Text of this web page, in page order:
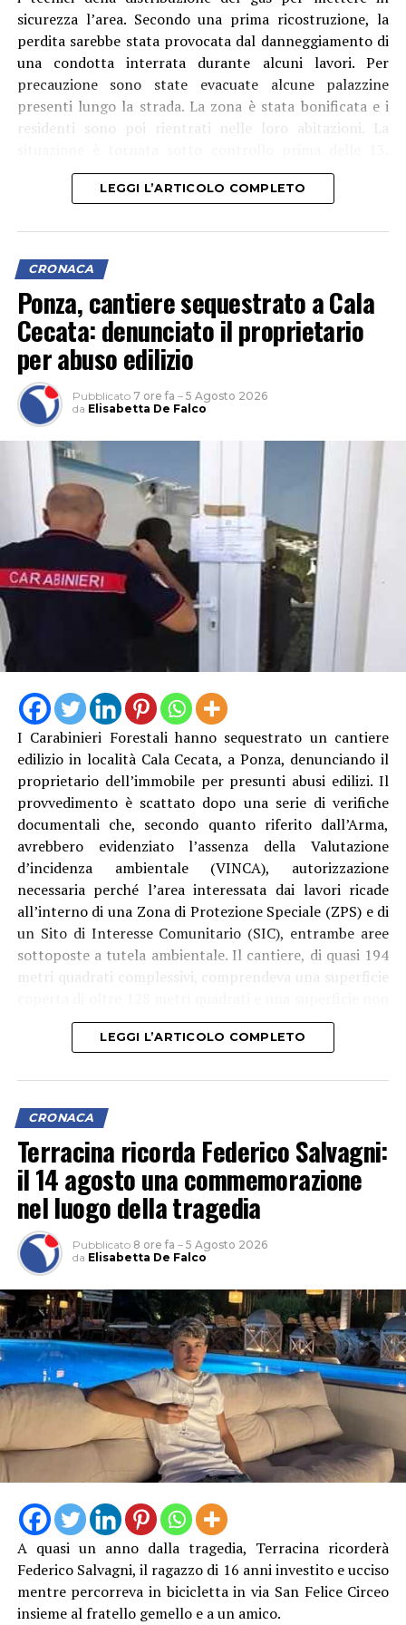
sicurezza l’area. Secondo una prima ricostruzione, la
perdita sarebbe stata provocata dal danneggiamento di
una condotta interrata durante alcuni lavori. Per
precauzione sono state evacuate alcune palazzine
presenti lungo la strada. La zona è stata bonificata e i
residenti sono poi rientrati nelle loro abitazioni. La
Italgas ha spiegato che a causare la dispersione sarebbe
stata un’impresa impegnata nella posa di cavidotti per
tubatura del gas. I tecnici sono al lavoro per il ripristino
della condotta.
LEGGI L’ARTICOLO COMPLETO
CRONACA
Ponza, cantiere sequestrato a Cala
Cecata: denunciato il proprietario
per abuso edilizio
Pubblicato 7 ore fa – 5 Agosto 2026
da Elisabetta De Falco
I Carabinieri Forestali hanno sequestrato un cantiere
edilizio in località Cala Cecata, a Ponza, denunciando il
proprietario dell’immobile per presunti abusi edilizi. Il
provvedimento è scattato dopo una serie di verifiche
documentali che, secondo quanto riferito dall’Arma,
avrebbero evidenziato l’assenza della Valutazione
d’incidenza ambientale (VINCA), autorizzazione
necessaria perché l’area interessata dai lavori ricade
all’interno di una Zona di Protezione Speciale (ZPS) e di
un Sito di Interesse Comunitario (SIC), entrambe aree
sottoposte a tutela ambientale. Il cantiere, di quasi 194
metri quadrati complessivi, comprendeva una superficie
residenziale di circa 66 metri quadrati. Durante il
sopralluogo i militari hanno inoltre accertato la
autorizzazioni previste dalla normativa. Al termine degli
accertamenti il proprietario è stato denunciato a piede
libero per violazioni del Testo Unico dell’Edilizia, in
relazione alla mancanza della valutazione d’incidenza
ambientale e all’inosservanza delle prescrizioni
urbanistiche ed edilizie. In caso di eventuale condanna,
le norme contestate prevedono sanzioni che possono
arrivare fino all’arresto e ad ammende di decine di
migliaia di euro. Come previsto dalla legge, la persona
denunciata è da considerarsi presunta innocente fino a
eventuale sentenza definitiva.
LEGGI L’ARTICOLO COMPLETO
CRONACA
Terracina ricorda Federico Salvagni:
il 14 agosto una commemorazione
nel luogo della tragedia
Pubblicato 8 ore fa – 5 Agosto 2026
da Elisabetta De Falco
A quasi un anno dalla tragedia, Terracina ricorderà
Federico Salvagni, il ragazzo di 16 anni investito e ucciso
mentre percorreva in bicicletta in via San Felice Circeo
insieme al fratello gemello e a un amico.